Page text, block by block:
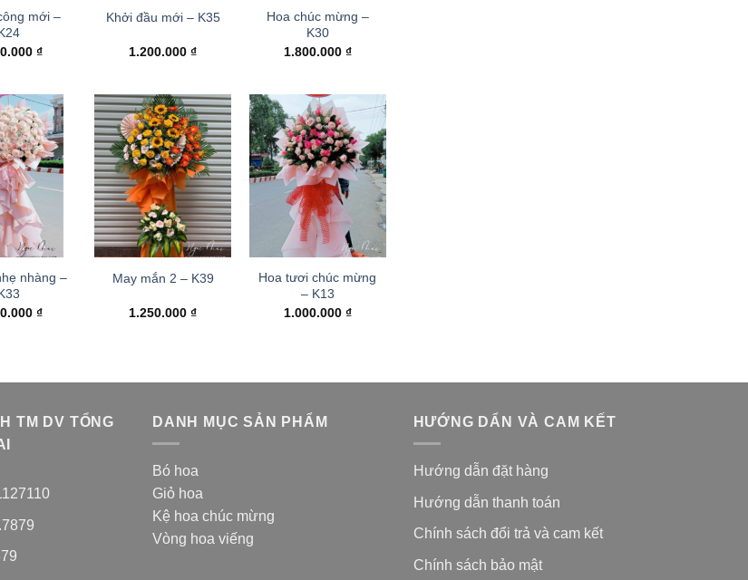
mới –
₫
Khởi đầu mới – K35
1.200.000₫
Hoa chúc mừng –
K30
1.800.000 ₫
nhàng –
₫
May mắn 2 – K39
1.250.000₫
Hoa tươi chúc mừng
– K13
1.000.000 ₫
TM DV TỔNG
DANH MỤC SẢN PHẨM
Bó hoa
Giỏ hoa
Kệ hoa chúc mừng
Vòng hoa viếng
HƯỚNG DẨN VÀ CAM KẾT
Hướng dẫn đặt hàng
Hướng dẫn thanh toán
Chính sách đổi trả và cam kết
Chính sách bảo mật